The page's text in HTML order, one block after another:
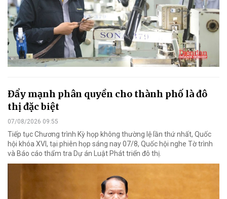
Đẩy mạnh phân quyền cho thành phố là đô
thị đặc biệt
07/08/2026 09:55
Tiếp tục Chương trình Kỳ họp không thường lệ lần thứ nhất, Quốc
hội khóa XVI, tại phiên họp sáng nay 07/8, Quốc hội nghe Tờ trình
và Báo cáo thẩm tra Dự án Luật Phát triển đô thị.